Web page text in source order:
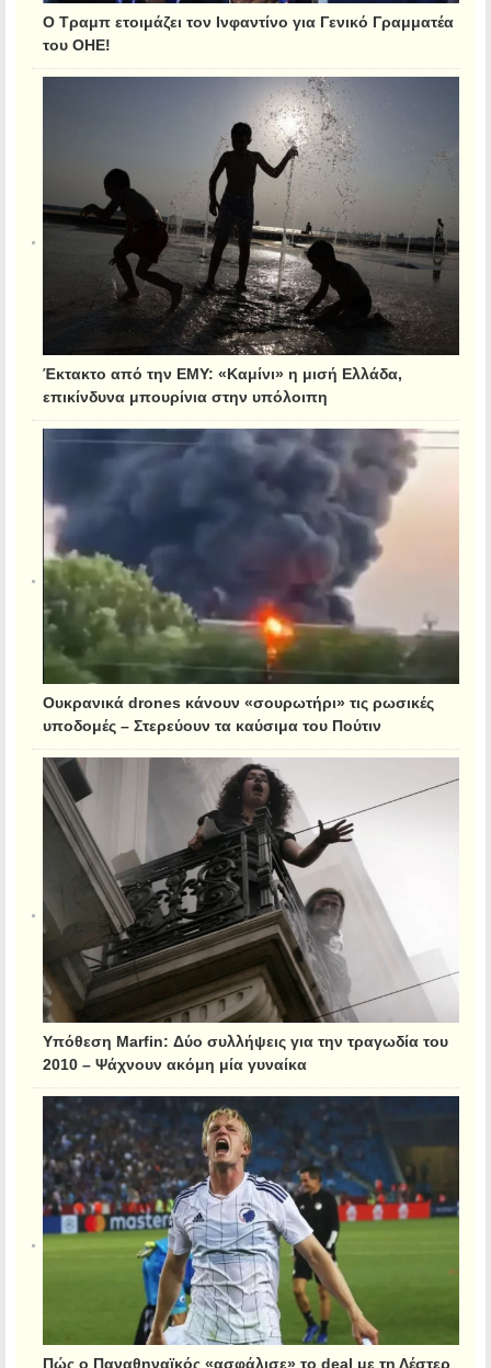
Ο Τραμπ ετοιμάζει τον Ινφαντίνο για Γενικό Γραμματέα
του ΟΗΕ!
Έκτακτο από την ΕΜΥ: «Καμίνι» η μισή Ελλάδα,
επικίνδυνα μπουρίνια στην υπόλοιπη
Ουκρανικά drones κάνουν «σουρωτήρι» τις ρωσικές
υποδομές – Στερεύουν τα καύσιμα του Πούτιν
Υπόθεση Marfin: Δύο συλλήψεις για την τραγωδία του
2010 – Ψάχνουν ακόμη μία γυναίκα
Πώς ο Παναθηναϊκός «ασφάλισε» το deal με τη Λέστερ